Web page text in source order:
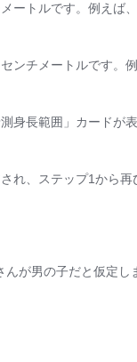
ートルです。例えば
ンチメートルです。
身長範囲」カードが
れ、ステップ1から再
が男の子だと仮定し